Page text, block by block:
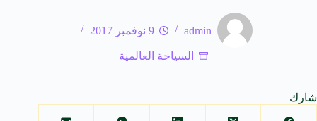
admin 9 نوفمبر 2017
السياحة العالمية
شارك